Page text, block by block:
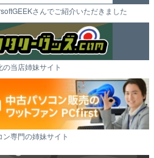
さんでご紹介いただきました
の当店姉妹サイト
ン専門の姉妹サイト